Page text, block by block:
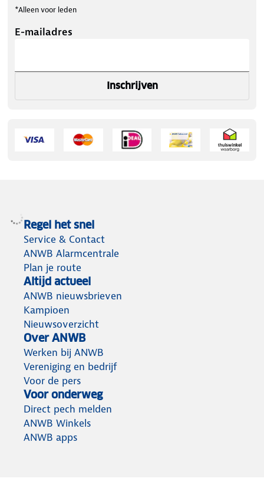
*Alleen voor leden
E-mailadres
Inschrijven
Regel het snel
Service & Contact
ANWB Alarmcentrale
Plan je route
Altijd actueel
ANWB nieuwsbrieven
Kampioen
Nieuwsoverzicht
Over ANWB
Werken bij ANWB
Vereniging en bedrijf
Voor de pers
Voor onderweg
Direct pech melden
ANWB Winkels
ANWB apps